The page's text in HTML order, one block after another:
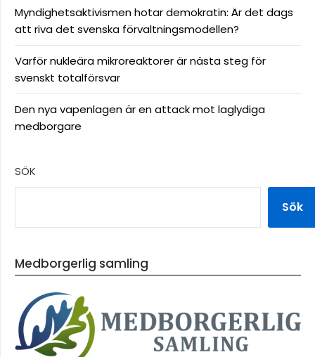
Myndighetsaktivismen hotar demokratin: Är det dags
att riva det svenska förvaltningsmodellen?
Varför nukleära mikroreaktorer är nästa steg för
svenskt totalförsvar
Den nya vapenlagen är en attack mot laglydiga
medborgare
SÖK
Sök
Medborgerlig samling